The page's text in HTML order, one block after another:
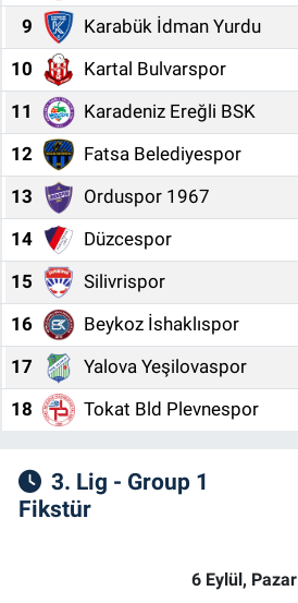
9
Karabük İdman Yurdu
10
Kartal Bulvarspor
11
Karadeniz Ereğli BSK
12
Fatsa Belediyespor
13
Orduspor 1967
14
Düzcespor
15
Silivrispor
16
Beykoz İshaklıspor
17
Yalova Yeşilovaspor
18
Tokat Bld Plevnespor
3. Lig - Group 1
Fikstür
6 Eylül, Pazar